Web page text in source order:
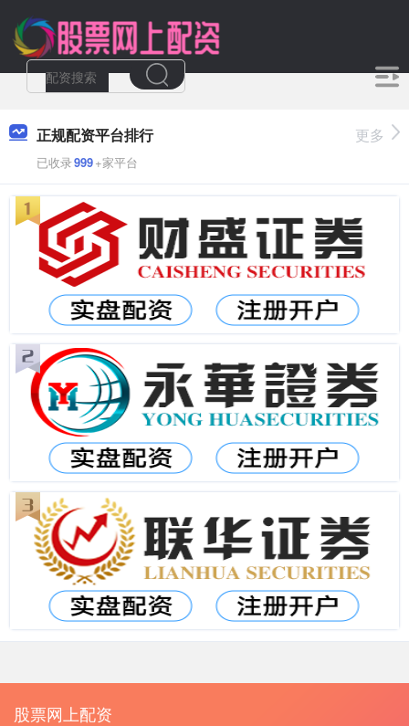
正规配资平台排行
已收录999+家平台
更多
股票网上配资